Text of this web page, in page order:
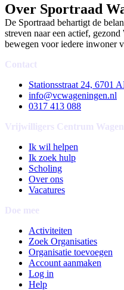
Over Sportraad
De Sportraad behartigt de
streven naar een actief,
bewegen voor iedere inwoner
Contact
Stationsstraat 24, 6701
info@vcwageningen.nl
0317 413 088
Vrijwilligers Centrum
Ik wil helpen
Ik zoek hulp
Scholing
Over ons
Vacatures
Doe mee
Activiteiten
Zoek Organisaties
Organisatie toevoegen
Account aanmaken
Log in
Help